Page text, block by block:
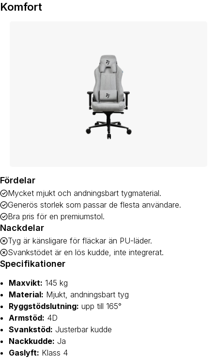
Komfort
Fördelar
Mycket mjukt och andningsbart tygmaterial.
Generös storlek som passar de flesta användare.
Bra pris för en premiumstol.
Nackdelar
Tyg är känsligare för fläckar än PU-läder.
Svankstödet är en lös kudde, inte integrerat.
Specifikationer
Maxvikt: 145 kg
Material: Mjukt, andningsbart tyg
Ryggstödslutning: upp till 165°
Armstöd: 4D
Svankstöd: Justerbar kudde
Nackkudde: Ja
Gaslyft: Klass 4